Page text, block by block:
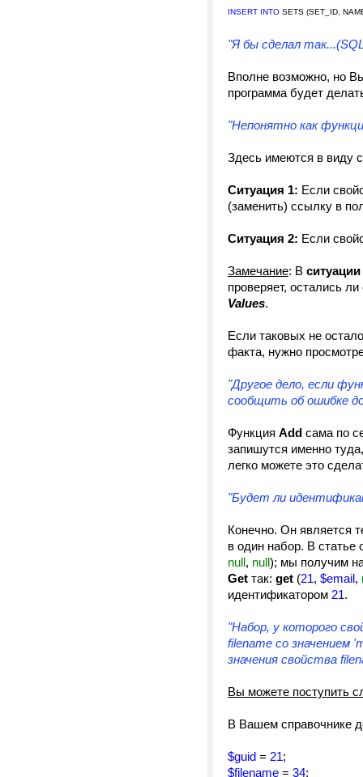
INSERT INTO SETS (SET_ID,
"Я бы сделал
Вполне возможно, но
программа будет
"Непонятно как
Здесь имеются в виду
Ситуация 1: Если
(заменить) ссылку в
Ситуация 2: Если
Замечание: В ситуации
проверяет, остались
Values.
Если таковых не
факта, нужно
"Другое дело, если
сообщить об ошибке
Функция Add сама по
запишутся именно
легко можете это
"Будет ли
Конечно. Он является
в один набор. В
null, null); мы получим
Get так: get (21, $email,
идентификатором 21.
"Набор, у которого
filename со значением
значения свойства
Вы можете поступить
В Вашем справочнике
$guid = 21;
$filename = 34;